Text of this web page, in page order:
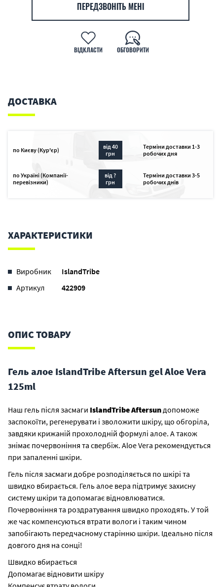
ПЕРЕДЗВОНІТЬ МЕНІ
ВІДКЛАСТИ ОБГОВОРИТИ
ДОСТАВКА
по Києву (Кур'єр)
від 40
грн
Терміни доставки 1-3
робочих дня
по Україні (Компанії-
перевізники)
від ?
грн
Терміни доставки 3-5
робочих днів
ХАРАКТЕРИСТИКИ
Виробник
IslandTribe
Артикул
422909
ОПИС ТОВАРУ
Гель алое IslandTribe Aftersun gel Aloe Vera
125ml
Наш гель після засмаги IslandTribe Aftersunдопоможе
заспокоїти, регенерувати і зволожити шкіру, що обгоріла,
завдяки крижаній прохолодній формулі алое. А також
знімає почервоніння та свербіж. Aloe Vera рекомендується
при запаленні шкіри.
Гель після засмаги добре розподіляється по шкірі та
швидко вбирається. Гель алое вера підтримує захисну
систему шкіри та допомагає відновлюватися.
Почервоніння та роздратування швидко проходять. У той
же час компенсуються втрати вологи і таким чином
запобігають передчасному старінню шкіри. Ідеально після
довгого дня на сонці!
Швидко вбирається
Допомагає відновити шкіру